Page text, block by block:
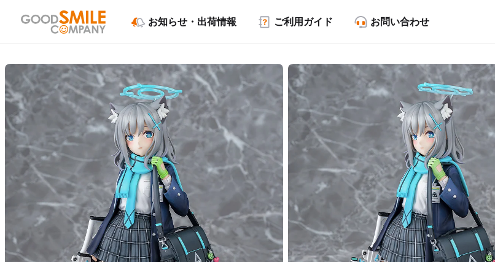
お知らせ・出荷情報 ご利用ガイド お問い合わせ